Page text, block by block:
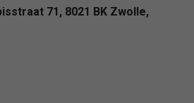
71, 8021 BK Zwolle,